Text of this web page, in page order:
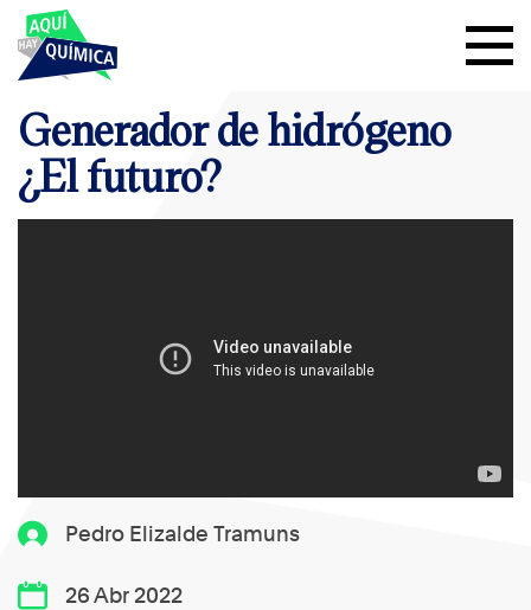
Pedro Elizalde Tramuns
26 Abr 2022
Generador de hidrógeno
¿El futuro?